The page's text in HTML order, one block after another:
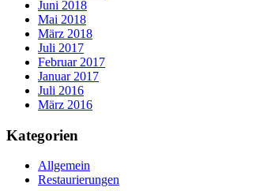
Juni 2018
Mai 2018
März 2018
Juli 2017
Februar 2017
Januar 2017
Juli 2016
März 2016
Kategorien
Allgemein
Restaurierungen